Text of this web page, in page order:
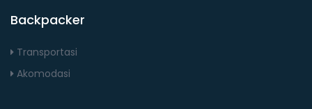
Backpacker
Transportasi
Akomodasi